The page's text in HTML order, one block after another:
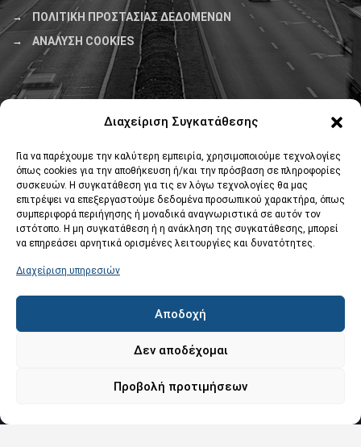
Διαχείριση Συγκατάθεσης
Για να παρέχουμε την καλύτερη εμπειρία, χρησιμοποιούμε τεχνολογίες
όπως cookies για την αποθήκευση ή/και την πρόσβαση σε πληροφορίες
συσκευών. Η συγκατάθεση για τις εν λόγω τεχνολογίες θα μας
επιτρέψει να επεξεργαστούμε δεδομένα προσωπικού χαρακτήρα, όπως
συμπεριφορά περιήγησης ή μοναδικά αναγνωριστικά σε αυτόν τον
ιστότοπο. Η μη συγκατάθεση ή η ανάκληση της συγκατάθεσης, μπορεί
να επηρεάσει αρνητικά ορισμένες λειτουργίες και δυνατότητες.
Διαχείριση υπηρεσιών
Αποδοχή
Δεν αποδέχομαι
Προβολή προτιμήσεων
ΠΟΛΙΤΙΚΗ ΠΡΟΣΤΑΣΙΑΣ ΔΕΔΟΜΕΝΩΝ
ΑΝΑΛΥΣΗ COOKIES
Βρείτε μας στο χάρτη
Κάντε κλικ στο κουμπί 'Συμφωνώ' για να